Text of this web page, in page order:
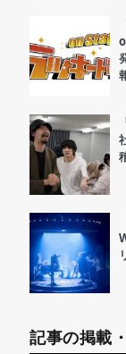
記事の掲載